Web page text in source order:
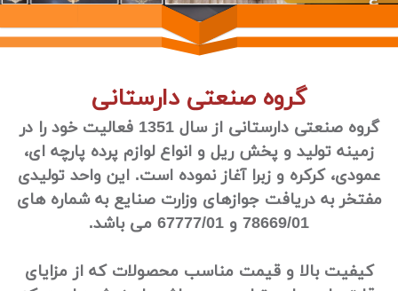
گروه صنعتی دارستانی
گروه صنعتی دارستانی از سال 1351 فعالیت خود را در
زمینه تولید و پخش ریل و انواع لوازم پرده پارچه ای،
عمودی، کرکره و زبرا آغاز نموده است. این واحد تولیدی
مفتخر به دریافت جوازهای وزارت صنایع به شماره های
78669/01 و 67777/01 می باشد.
کیفیت بالا و قیمت مناسب محصولات که از مزایای